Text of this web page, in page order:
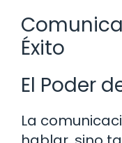
Éxito
El Poder
La